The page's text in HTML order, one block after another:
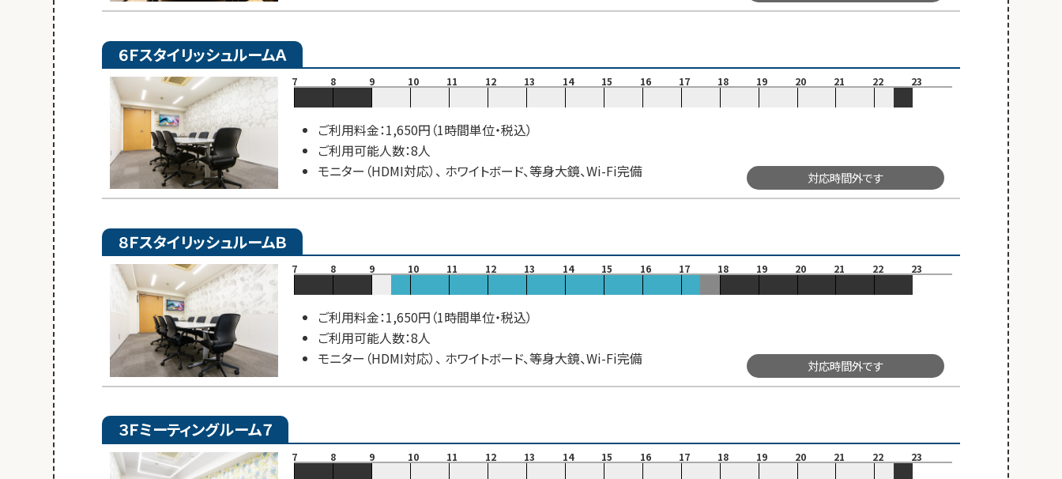
６ＦスタイリッシュルームＡ
7 8 9 10 11 12 13 14 15 16 17 18 19 20 21 22 23
ご利用料金：1,650円（1時間単位・税込）
ご利用可能人数：8人
モニター（HDMI対応）、 ホワイトボード、等身大鏡、Wi-Fi完備
対応時間外です
８ＦスタイリッシュルームＢ
7 8 9 10 11 12 13 14 15 16 17 18 19 20 21 22 23
ご利用料金：1,650円（1時間単位・税込）
ご利用可能人数：8人
モニター（HDMI対応）、 ホワイトボード、等身大鏡、Wi-Fi完備
対応時間外です
３Ｆミーティングルーム７
7 8 9 10 11 12 13 14 15 16 17 18 19 20 21 22 23